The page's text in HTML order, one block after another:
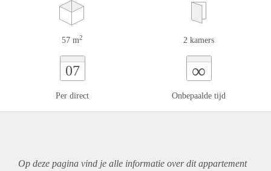
57 m2 2 kamers
07
Per direct
∞
Onbepaalde tijd
Op deze pagina vind je alle informatie over ditappartement